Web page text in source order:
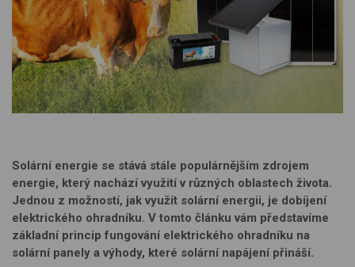
Solární energie se stává stále populárnějším zdrojem
energie, který nachází využití v různých oblastech života.
Jednou z možností, jak využít solární energii, je dobíjení
elektrického ohradníku. V tomto článku vám představíme
základní princip fungování elektrického ohradníku na
solární panely a výhody, které solární napájení přináší.